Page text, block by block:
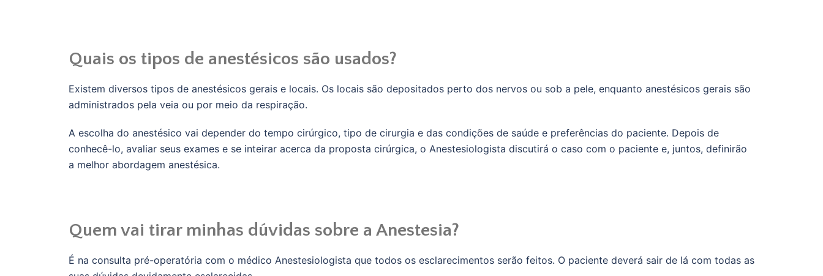
Quais os tipos de anestésicos são usados?
Existem diversos tipos de anestésicos gerais e locais. Os locais são depositados perto dos nervos ou sob a pele, enquanto anestésicos gerais são
administrados pela veia ou por meio da respiração.
A escolha do anestésico vai depender do tempo cirúrgico, tipo de cirurgia e das condições de saúde e preferências do paciente. Depois de
conhecê-lo, avaliar seus exames e se inteirar acerca da proposta cirúrgica, o Anestesiologista discutirá o caso com o paciente e, juntos, definirão
a melhor abordagem anestésica.
Quem vai tirar minhas dúvidas sobre a Anestesia?
É na consulta pré-operatória com o médico Anestesiologista que todos os esclarecimentos serão feitos. O paciente deverá sair de lá com todas as